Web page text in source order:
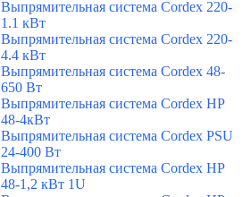
Выпрямительная система Cordex 220-
1.1 кВт
Выпрямительная система Cordex 220-
4.4 кВт
Выпрямительная система Cordex 48-
650 Вт
Выпрямительная система Cordex HP
48-4кВт
Выпрямительная система Cordex PSU
24-400 Вт
Выпрямительная система Cordex HP
48-1,2 кВт 1U